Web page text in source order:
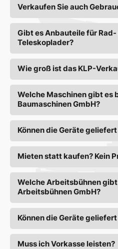
Verkaufen Sie auch
Gibt es Anbauteile für Rad-
Teleskoplader?
Wie groß ist das KLP-
Welche Maschinen gibt es
Baumaschinen GmbH?
Können die Geräte
Mieten statt kaufen? Kein
Welche Arbeitsbühnen
Arbeitsbühnen GmbH?
Können die Geräte
Muss ich Vorkasse leisten?